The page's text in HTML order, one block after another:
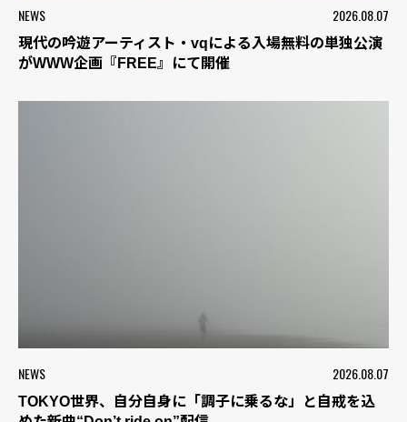
NEWS 2026.08.07
現代の吟遊アーティスト・vqによる入場無料の単独公演
がWWW企画『FREE』にて開催
NEWS 2026.08.07
TOKYO世界、自分自身に「調子に乗るな」と自戒を込